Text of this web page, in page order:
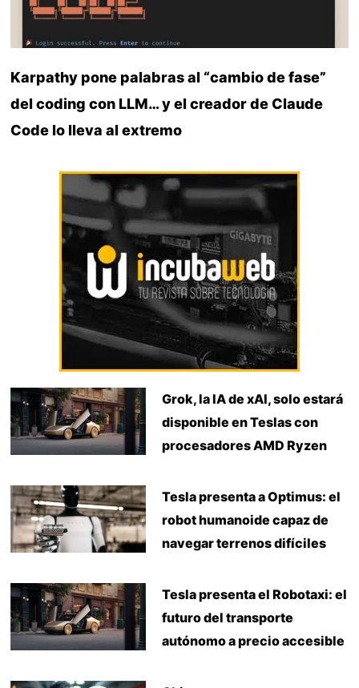
Karpathy pone palabras al “cambio de fase”
del coding con LLM… y el creador de Claude
Code lo lleva al extremo
Grok, la IA de xAI, solo estará
disponible en Teslas con
procesadores AMD Ryzen
Tesla presenta a Optimus: el
robot humanoide capaz de
navegar terrenos difíciles
Tesla presenta el Robotaxi: el
futuro del transporte
autónomo a precio accesible